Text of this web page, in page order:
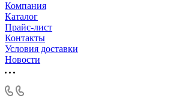
Компания
Каталог
Прайс-лист
Контакты
Условия доставки
Новости